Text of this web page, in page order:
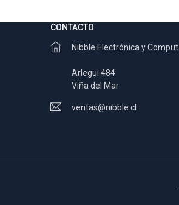
CONTACTO
Nibble Electrónica y
Arlegui 484
Viña del Mar
ventas@nibble.cl